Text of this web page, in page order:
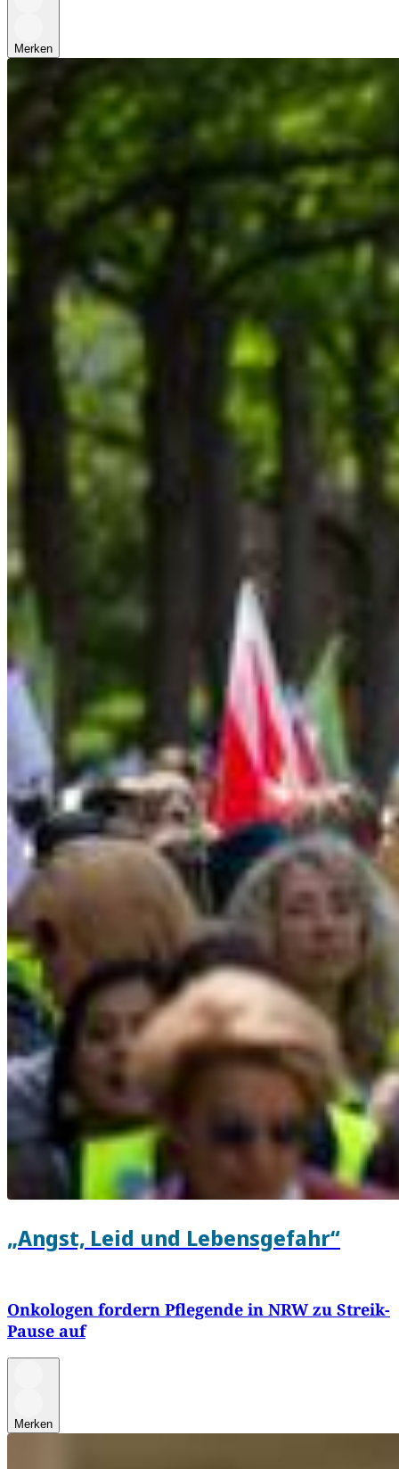
Merken
„Angst, Leid und Lebensgefahr“
Onkologen fordern Pflegende in NRW zu Streik-
Pause auf
Merken